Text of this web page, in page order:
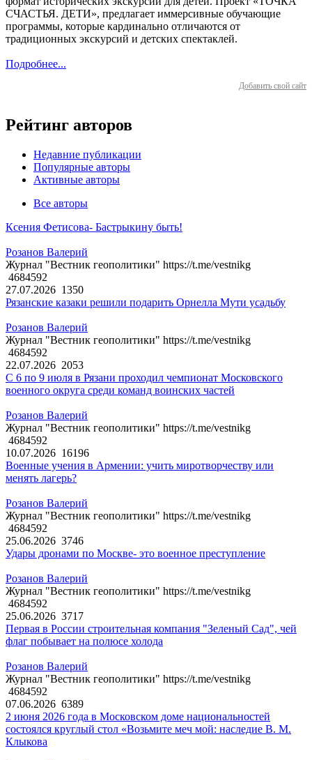
СЧАСТЬЯ. ДЕТИ», предлагает иммерсивные обучающие
программы, которые кардинально отличаются от
традиционных экскурсий и детских спектаклей.
Подробнее...
Добавить свой сайт
Рейтинг авторов
Недавние публикации
Популярные авторы
Активные авторы
Все авторы
Ксения Фетисова- Бастрыкину быть!
Розанов Валерий
Журнал "Вестник геополитики" https://t.me/vestnikg
4684592
27.07.2026 1350
Рязанские казаки решили подарить Орнелла Мути усадьбу
Розанов Валерий
Журнал "Вестник геополитики" https://t.me/vestnikg
4684592
22.07.2026 2053
С 6 по 9 июля в Рязани проходил чемпионат Московского
военного округа среди команд воинских частей
Розанов Валерий
Журнал "Вестник геополитики" https://t.me/vestnikg
4684592
10.07.2026 16196
Военные учения в Армении: учить миротворчеству или
менять лагерь?
Розанов Валерий
Журнал "Вестник геополитики" https://t.me/vestnikg
4684592
25.06.2026 3746
Удары дронами по Москве- это военное преступление
Розанов Валерий
Журнал "Вестник геополитики" https://t.me/vestnikg
4684592
25.06.2026 3717
Первая в России строительная компания "Зеленый Сад", чей
флаг побывает на полюсе холода
Розанов Валерий
Журнал "Вестник геополитики" https://t.me/vestnikg
4684592
07.06.2026 6389
2 июня 2026 года в Московском доме национальностей
состоялся круглый стол «Возьмите меч мой: наследие В. М.
Клыкова